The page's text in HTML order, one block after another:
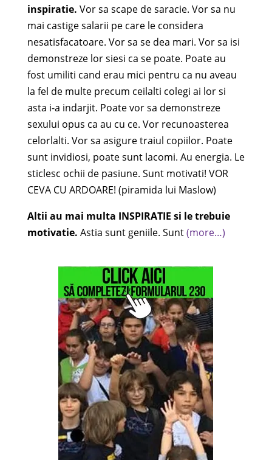
inspiratie. Vor sa scape de saracie. Vor sa nu
mai castige salarii pe care le considera
nesatisfacatoare. Vor sa se dea mari. Vor sa isi
demonstreze lor siesi ca se poate. Poate au
fost umiliti cand erau mici pentru ca nu aveau
la fel de multe precum ceilalti colegi ai lor si
asta i-a indarjit. Poate vor sa demonstreze
sexului opus ca au cu ce. Vor recunoasterea
celorlalti. Vor sa asigure traiul copiilor. Poate
sunt invidiosi, poate sunt lacomi. Au energia. Le
sticlesc ochii de pasiune. Sunt motivati! VOR
CEVA CU ARDOARE! (piramida lui Maslow)
Altii au mai multa INSPIRATIE si le trebuie
motivatie. Astia sunt geniile. Sunt(more…)